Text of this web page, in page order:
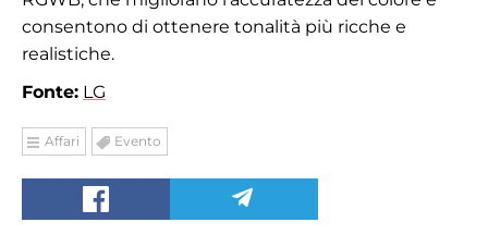
consentono di ottenere tonalità più ricche e
realistiche.
Fonte: LG
Affari Evento